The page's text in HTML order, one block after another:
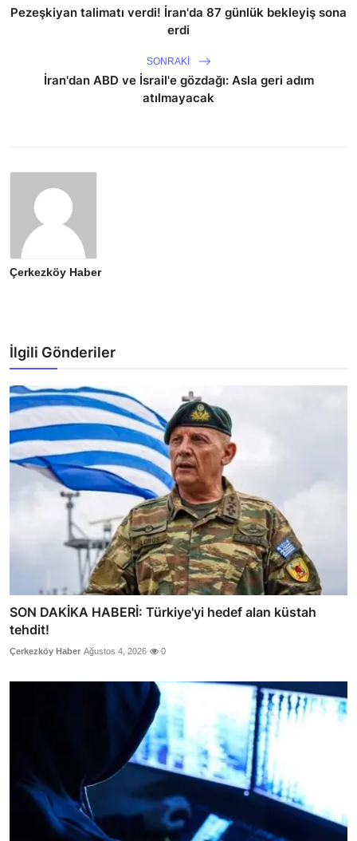
Pezeşkiyan talimatı verdi! İran'da 87 günlük bekleyiş sona
erdi
SONRAKI
İran'dan ABD ve İsrail'e gözdağı: Asla geri adım
atılmayacak
Çerkezköy Haber
İlgili Gönderiler
SON DAKİKA HABERİ: Türkiye'yi hedef alan küstah
tehdit!
Çerkezköy Haber Ağustos 4, 2026 0